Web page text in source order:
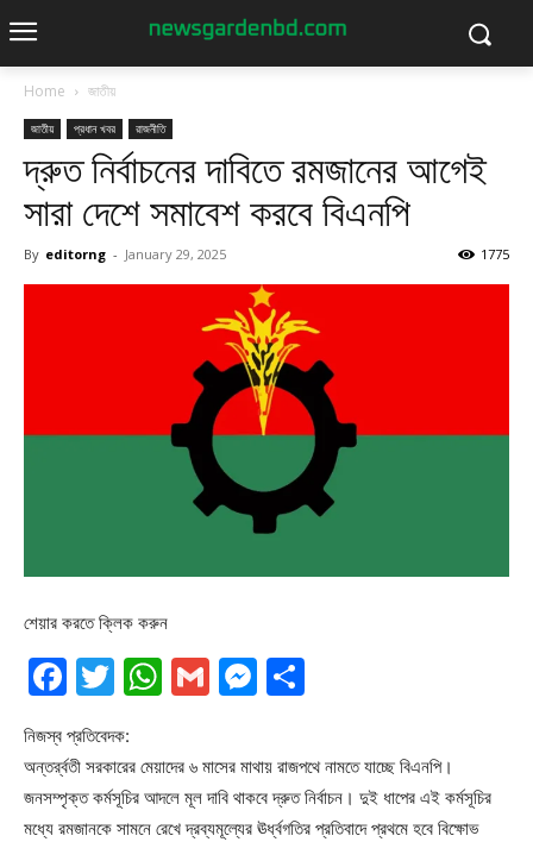
Home জাতীয়
জাতীয় প্রধান খবর রাজনীতি
দ্রুত নির্বাচনের দাবিতে রমজানের আগেই
সারা দেশে সমাবেশ করবে বিএনপি
By editorng - January 29, 2025 1775
শেয়ার করতে ক্লিক করুন
Facebook
Twitter
WhatsApp
GmailMessenger
নিজস্ব প্রতিবেদক:
অন্তর্র্বতী সরকারের মেয়াদের ৬ মাসের মাথায় রাজপথে নামতে যাচ্ছে বিএনপি।
জনসম্পৃক্ত কর্মসূচির আদলে মূল দাবি থাকবে দ্রুত নির্বাচন। দুই ধাপের এই কর্মসূচির
মধ্যে রমজানকে সামনে রেখে দ্রব্যমূল্যের ঊর্ধ্বগতির প্রতিবাদে প্রথমে হবে বিক্ষোভ